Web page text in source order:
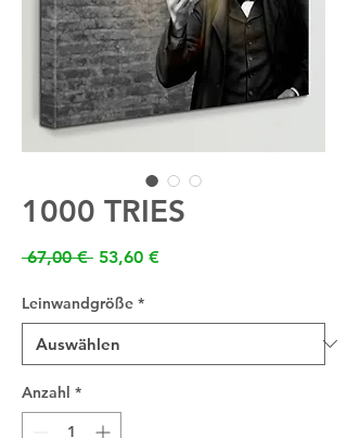
1000 TRIES
67,00 € Standardpreis
53,60 €Sale-
Leinwandgröße *
Anzahl *